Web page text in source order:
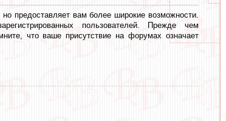
предоставляет вам более широкие возможности.
пользователей. Прежде чем
что ваше присутствие на форумах означает